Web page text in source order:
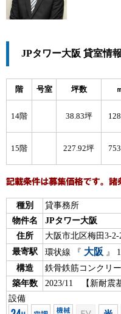
JPタワー大阪 貸室情報
階 号室 坪数
14階 38.83坪
15階 227.92坪
種別
貸事務所
物件名
JPタワー大阪
住所
大阪市北区梅田3-2-
最寄駅
環状線 『 大阪 』
構造
鉄骨鉄筋コンクリ
築年数
2023/11 【新耐震
設備